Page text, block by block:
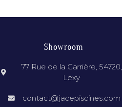
Showroom
77 Rue de la Carrière, 54720,
Lexy
contact@jacepiscines.com